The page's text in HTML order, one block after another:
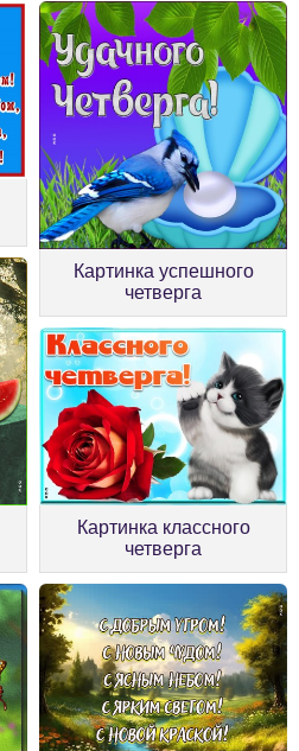
Картинка успешного
четверга
Картинка классного
четверга